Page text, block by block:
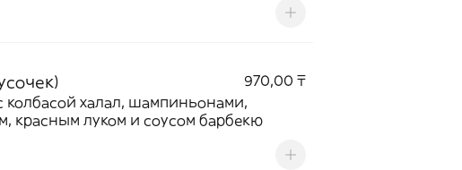
970,00 ₸
колбасой халал, шампиньонами,
красным луком и соусом барбекю